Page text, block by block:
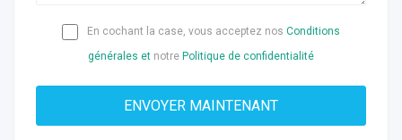
En cochant la case, vous acceptez nos Conditions
générales et notre Politique de confidentialité